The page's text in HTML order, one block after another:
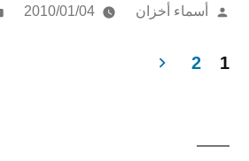
تمّ
بواسطة
أسماء أخزان 2010/01/04
صفحات
1
2